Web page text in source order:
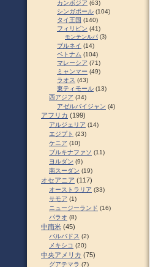
カンボジア (63)
シンガポール (104)
タイ王国 (140)
フィリピン (41)
モンテンルパ (3)
ブルネイ (14)
ベトナム (104)
マレーシア (71)
ミャンマー (49)
ラオス (43)
東ティモール (13)
西アジア (34)
アゼルバイジャン (4)
アフリカ (199)
アルジェリア (14)
エジプト (23)
ケニア (10)
ブルキナファソ (11)
ヨルダン (9)
南スーダン (19)
オセアニア (117)
オーストラリア (33)
サモア (1)
ニュージーランド (16)
パラオ (8)
中南米 (45)
バルバドス (2)
メキシコ (20)
中央アメリカ (75)
グアテマラ (7)